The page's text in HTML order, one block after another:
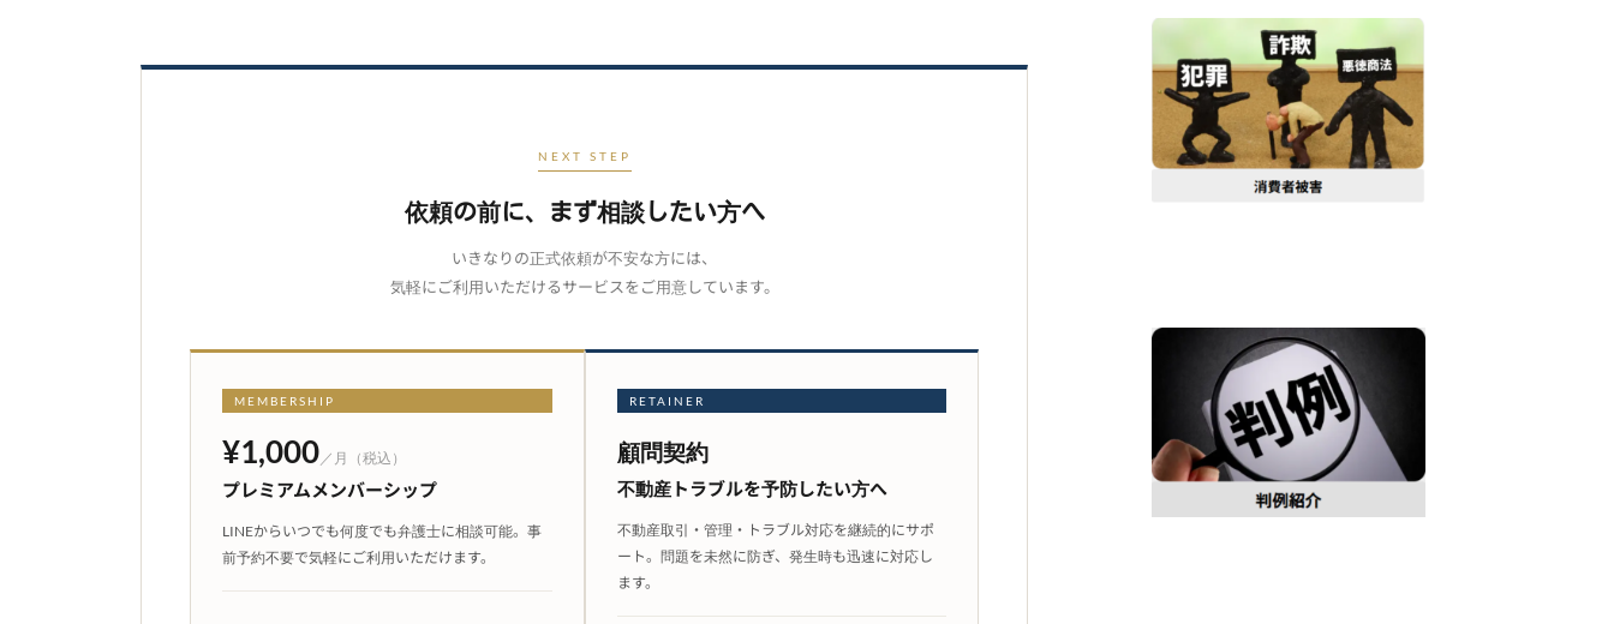
NEXT STEP
依頼の前に、まず相談したい方へ
いきなりの正式依頼が不安な方には、
気軽にご利用いただけるサービスをご用意しています。
MEMBERSHIP
¥1,000／月（税込）
プレミアムメンバーシップ
LINEからいつでも何度でも弁護士に相談可能。事
前予約不要で気軽にご利用いただけます。
RETAINER
顧問契約
不動産トラブルを予防したい方へ
不動産取引・管理・トラブル対応を継続的にサポ
ート。問題を未然に防ぎ、発生時も迅速に対応し
ます。